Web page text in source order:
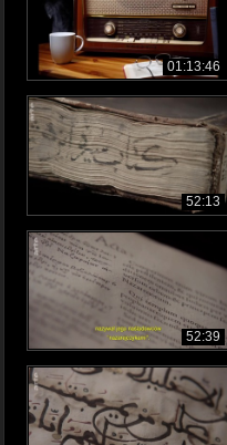
01:13:46
52:13
52:39